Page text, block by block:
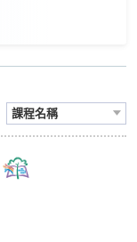
課程名稱
Toggle
panel